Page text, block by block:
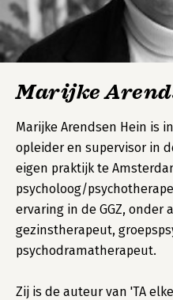
Marijke
Marijke Arendsen Hein is
opleider en supervisor in
eigen praktijk te
psycholoog/
ervaring in de GGZ, onder
gezinstherapeut,
psychodramatherapeut.
Zij is de auteur van 'TA